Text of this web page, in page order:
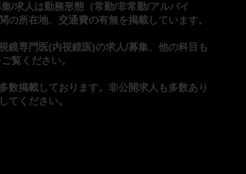
/求人は勤務形態（常勤/非常勤/アルバイ
の所在地、交通費の有無を掲載しています。
鏡専門医(内視鏡医)の求人/募集 、他の科目も
ご覧ください。
数掲載しております。非公開求人も多数あり
てください。